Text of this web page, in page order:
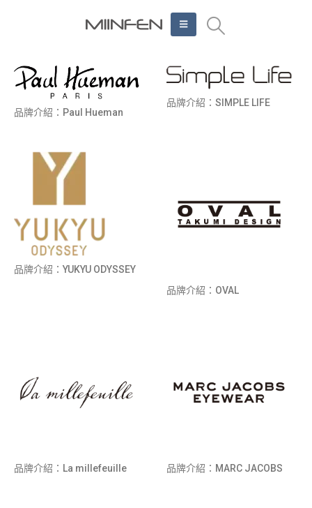
品牌介紹：Paul Hueman
品牌介紹：SIMPLE LIFE
品牌介紹：YUKYU ODYSSEY
品牌介紹：OVAL
品牌介紹：La millefeuille 品牌介紹：MARC JACOBS